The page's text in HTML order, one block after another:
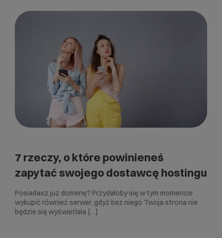
7 rzeczy, o które powinieneś
zapytać swojego dostawcę hostingu
Posiadasz już domenę? Przydałoby się w tym momencie
wykupić również serwer, gdyż bez niego Twoja strona nie
będzie się wyświetlała […]